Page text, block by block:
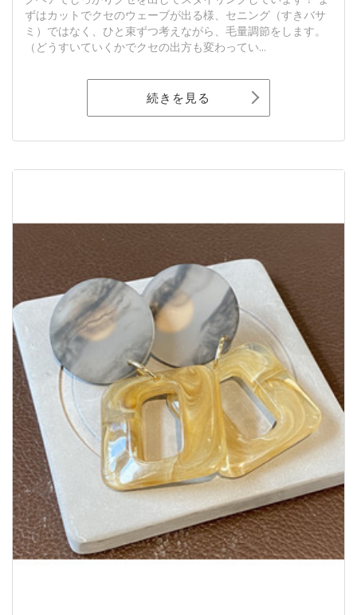
ずはカットでクセのウェーブが出る様、セニング（すきバサ
ミ）ではなく、ひと束ずつ考えながら、毛量調節をします。
（どうすいていくかでクセの出方も変わってい...
続きを見る